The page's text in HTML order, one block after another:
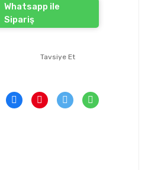
Whatsapp ile
Sipariş
Tavsiye Et